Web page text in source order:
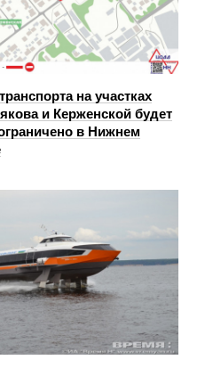
на участках
и Керженской будет
в Нижнем